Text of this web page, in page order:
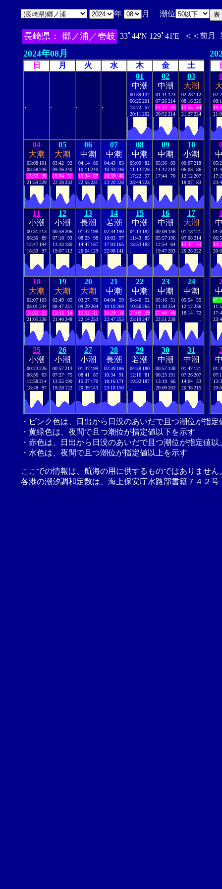
年 月 潮位
長崎県： 郷ノ浦／壱岐 33ﾟ44'N 129ﾟ41'E ＜＜ 前月
2024年08月
日 月 火 水 木 金 土
. . . .
01
中潮
00:39 132
06:25201
13:22
57
20:11 202
02
中潮
01:41 123
07:26214
14:12
43
20:52214
03
大潮
02:28 112
08:16226
14:55
34
21:27224
04
大潮
03:08 101
08:58236
15:32
30
21:59229
05
大潮
03:42
92
09:36240
16:04
31
22:28232
06
中潮
04:14
86
10:11 240
16:34
37
22:55231
07
中潮
04:43
83
10:43236
16:59
46
23:20228
08
中潮
05:09
82
11:13228
17:22
57
23:44223
09
中潮
05:36
83
11:42218
17:44
70
10
小潮
00:07218
06:03
86
12:12207
18:07
83
11
小潮
00:31 213
06:36
89
12:47 194
18:33
97
12
小潮
00:59206
07:18
93
13:33 180
19:07 112
13
長潮
01:37 198
08:23
98
14:47 167
20:04 129
14
若潮
02:34 190
10:03
97
17:03 165
22:08 141
15
中潮
04:13 187
11:43
85
18:53 182
16
中潮
00:09 136
05:57 196
12:54
64
19:47203
17
大潮
01:18 121
07:08214
13:47
43
20:28222
18
大潮
02:07 103
08:01 234
14:32
25
21:05238
19
大潮
02:49
85
08:47251
15:13
14
21:40248
20
大潮
03:27
70
09:29264
15:52
11
22:14253
21
中潮
04:04
59
10:10269
16:29
16
22:47253
22
中潮
04:40
52
10:50265
17:05
29
23:19247
23
中潮
05:16
51
11:30254
17:40
49
23:51 238
24
中潮
05:54
55
12:12236
18:14
72
25
小潮
00:23226
06:36
63
12:58214
18:48
97
26
小潮
00:57213
07:27
75
13:55 190
19:28 122
27
小潮
01:37 199
08:41
87
15:27 170
20:39 143
28
長潮
02:39 186
10:34
91
18:16 171
23:18 150
29
若潮
04:39 180
12:16
81
19:32 187
30
中潮
00:57 138
06:25 191
13:19
66
20:09202
31
中潮
01:47 121
07:26207
14:04
53
20:38215
・ピンク色は、日出から日没のあいだで且つ潮位が指
・黄緑色は、夜間で且つ潮位が指定値以下を示す
・赤色は、日出から日没のあいだで且つ潮位が指定値以
・水色は、夜間で且つ潮位が指定値以上を示す
ここでの情報は、航海の用に供するものではありませ
各港の潮汐調和定数は、海上保安庁水路部書籍７４２